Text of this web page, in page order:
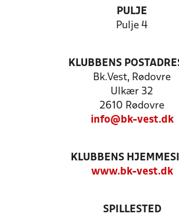
PULJE
Pulje 4
KLUBBENS
Bk.Vest, Rødovre
Ulkær 32
2610 Rødovre
info@bk-vest.dk
KLUBBENS
www.bk-vest.dk
SPILLESTED